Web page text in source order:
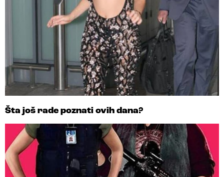
Šta još rade poznati ovih dana?